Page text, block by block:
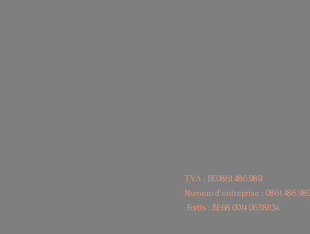
T.V.A : BE0861.486.989
Numéro d'entreprise :
Fortis : BE68 0014 06319134.